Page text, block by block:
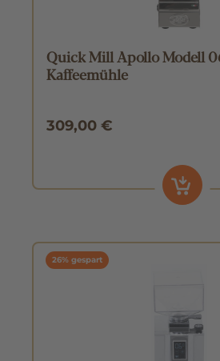
Quick Mill Apollo Modell
Kaffeemühle
309,00 €
26% gespart